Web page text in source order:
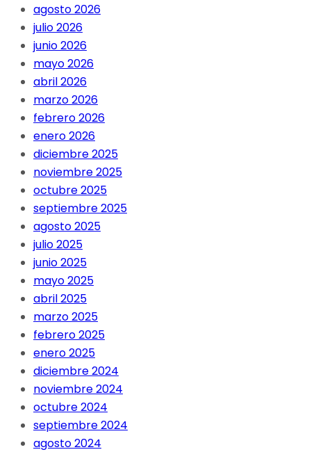
agosto 2026
julio 2026
junio 2026
mayo 2026
abril 2026
marzo 2026
febrero 2026
enero 2026
diciembre 2025
noviembre 2025
octubre 2025
septiembre 2025
agosto 2025
julio 2025
junio 2025
mayo 2025
abril 2025
marzo 2025
febrero 2025
enero 2025
diciembre 2024
noviembre 2024
octubre 2024
septiembre 2024
agosto 2024